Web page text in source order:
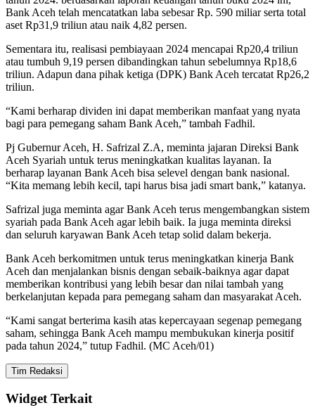
Bank Aceh telah mencatatkan laba sebesar Rp. 590 miliar serta total
aset Rp31,9 triliun atau naik 4,82 persen.
Sementara itu, realisasi pembiayaan 2024 mencapai Rp20,4 triliun
atau tumbuh 9,19 persen dibandingkan tahun sebelumnya Rp18,6
triliun. Adapun dana pihak ketiga (DPK) Bank Aceh tercatat Rp26,2
triliun.
“Kami berharap dividen ini dapat memberikan manfaat yang nyata
bagi para pemegang saham Bank Aceh,” tambah Fadhil.
Pj Gubernur Aceh, H. Safrizal Z.A, meminta jajaran Direksi Bank
Aceh Syariah untuk terus meningkatkan kualitas layanan. Ia
berharap layanan Bank Aceh bisa selevel dengan bank nasional.
“Kita memang lebih kecil, tapi harus bisa jadi smart bank,” katanya.
Safrizal juga meminta agar Bank Aceh terus mengembangkan sistem
syariah pada Bank Aceh agar lebih baik. Ia juga meminta direksi
dan seluruh karyawan Bank Aceh tetap solid dalam bekerja.
Bank Aceh berkomitmen untuk terus meningkatkan kinerja Bank
Aceh dan menjalankan bisnis dengan sebaik-baiknya agar dapat
memberikan kontribusi yang lebih besar dan nilai tambah yang
berkelanjutan kepada para pemegang saham dan masyarakat Aceh.
“Kami sangat berterima kasih atas kepercayaan segenap pemegang
saham, sehingga Bank Aceh mampu membukukan kinerja positif
pada tahun 2024,” tutup Fadhil. (MC Aceh/01)
Tim Redaksi
Widget Terkait